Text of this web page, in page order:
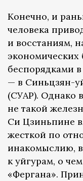
Конечно, и
человека
и восстаниям,
экономических
беспорядками
— в Синьцзян-
(СУАР). Однако
не такой
Си Цзиньпине
жесткой по
инакомыслию,
к уйгурам, о
«Фергана».